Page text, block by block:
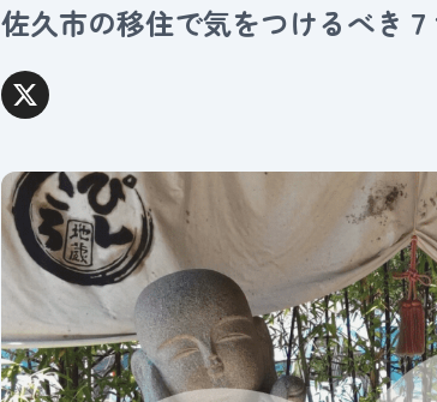
佐久市の移住で気をつけるべき